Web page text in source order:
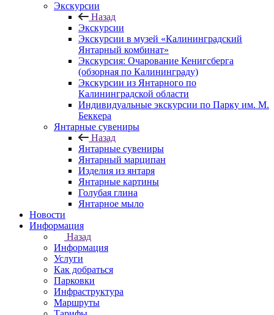
Экскурсии
Назад
Экскурсии
Экскурсии в музей «Калининградский
Янтарный комбинат»
Экскурсия: Очарование Кенигсберга
(обзорная по Калининграду)
Экскурсии из Янтарного по
Калининградской области
Индивидуальные экскурсии по Парку им. М.
Беккера
Янтарные сувениры
Назад
Янтарные сувениры
Янтарный марципан
Изделия из янтаря
Янтарные картины
Голубая глина
Янтарное мыло
Новости
Информация
Назад
Информация
Услуги
Как добраться
Парковки
Инфраструктура
Маршруты